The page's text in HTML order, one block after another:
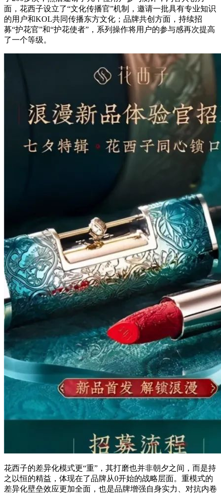
面，花西子设立了“文化传播官”机制，邀请一批具有专业知识
的用户和KOL共同传播东方文化；品牌共创方面，持续招
募“护花官”和“护花使者”，系列操作将用户的参与感再次提高
了一个等级。
花西子的差异化模式更“重”，其打磨也并非朝夕之间，而是持
之以恒的精益，体现在了品牌从0开始的战略层面。重模式的
差异化壁垒效应更加全面，也是品牌增强自身实力、对抗内卷